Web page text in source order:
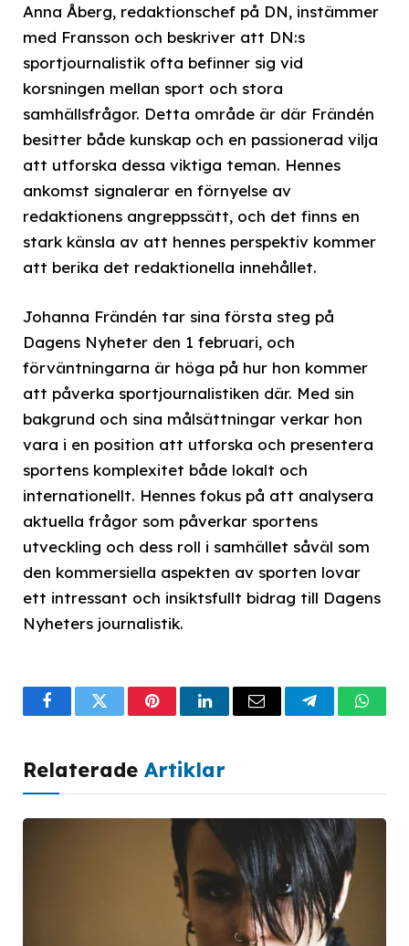
Anna Åberg, redaktionschef på DN, instämmer
med Fransson och beskriver att DN:s
sportjournalistik ofta befinner sig vid
korsningen mellan sport och stora
samhällsfrågor. Detta område är där Frändén
besitter både kunskap och en passionerad vilja
att utforska dessa viktiga teman. Hennes
ankomst signalerar en förnyelse av
redaktionens angreppssätt, och det finns en
stark känsla av att hennes perspektiv kommer
att berika det redaktionella innehållet.
Johanna Frändén tar sina första steg på
Dagens Nyheter den 1 februari, och
förväntningarna är höga på hur hon kommer
att påverka sportjournalistiken där. Med sin
bakgrund och sina målsättningar verkar hon
vara i en position att utforska och presentera
sportens komplexitet både lokalt och
internationellt. Hennes fokus på att analysera
aktuella frågor som påverkar sportens
utveckling och dess roll i samhället såväl som
den kommersiella aspekten av sporten lovar
ett intressant och insiktsfullt bidrag till Dagens
Nyheters journalistik.
FacebookTwitterPinterestLinkedInEmail Telegram
Relaterade Artiklar